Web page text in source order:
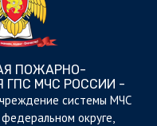
ПОЖАРНО-
ГПС МЧС РОССИИ -
системы МЧС
округе,